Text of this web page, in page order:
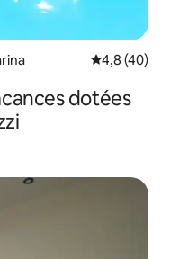
Évaluation
4,8 (40)
dotées